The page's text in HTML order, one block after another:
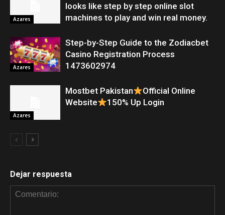
Azares
looks like step by step online slot
machines to play and win real money.
Azares
Step-by-Step Guide to the Zodiacbet
Casino Registration Process
1473602974
Azares
Mostbet Pakistan
Official Online
Website
150% Up Login
Dejar respuesta